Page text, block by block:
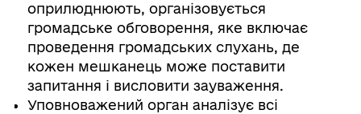
оприлюднюють, організовується
громадське обговорення, яке включає
проведення громадських слухань, де
кожен мешканець може поставити
запитання і висловити зауваження.
Уповноважений орган аналізує всі